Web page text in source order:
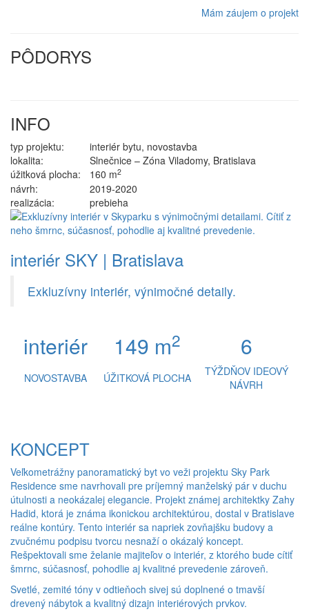
Mám záujem o projekt
PÔDORYS
INFO
typ projektu:
interiér bytu, novostavba
lokalita:
Slnečnice – Zóna Viladomy, Bratislava
úžitková plocha:
160 m2
návrh:
2019-2020
realizácia:
prebieha
interiér SKY | Bratislava
Exkluzívny interiér, výnimočné detaily.
interiér 149 m2 6
NOVOSTAVBA ÚŽITKOVÁ PLOCHA
TÝŽDŇOV IDEOVÝ
NÁVRH
KONCEPT
Veľkometrážny panoramatický byt vo veži projektu Sky Park
Residence sme navrhovali pre príjemný manželský pár v duchu
útulnosti a neokázalej elegancie. Projekt známej architektky Zahy
Hadid, ktorá je známa ikonickou architektúrou, dostal v Bratislave
reálne kontúry. Tento interiér sa napriek zovňajšku budovy a
zvučnému podpisu tvorcu nesnaží o okázalý koncept.
Rešpektovali sme želanie majiteľov o interiér, z ktorého bude cítiť
šmrnc, súčasnosť, pohodlie aj kvalitné prevedenie zároveň.
Svetlé, zemité tóny v odtieňoch sivej sú doplnené o tmavší
drevený nábytok a kvalitný dizajn interiérových prvkov.